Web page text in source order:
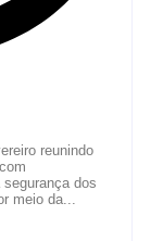
reunindo
dos
meio da...